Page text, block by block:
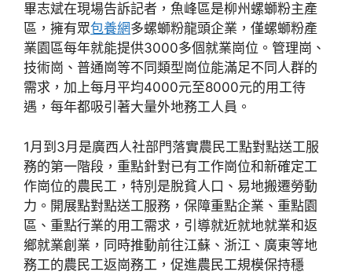
畢志斌在現場告訴記者，魚峰區是柳州螺螄粉主產
區，擁有眾包養網多螺螄粉龍頭企業，僅螺螄粉產
業園區每年就能提供3000多個就業崗位。管理崗、
技術崗、普通崗等不同類型崗位能滿足不同人群的
需求，加上每月平均4000元至8000元的用工待
遇，每年都吸引著大量外地務工人員。
1月到3月是廣西人社部門落實農民工點對點送工服
務的第一階段，重點針對已有工作崗位和新確定工
作崗位的農民工，特別是脫貧人口、易地搬遷勞動
力。開展點對點送工服務，保障重點企業、重點園
區、重點行業的用工需求，引導就近就地就業和返
鄉就業創業，同時推動前往江蘇、浙江、廣東等地
務工的農民工返崗務工，促進農民工規模保持穩